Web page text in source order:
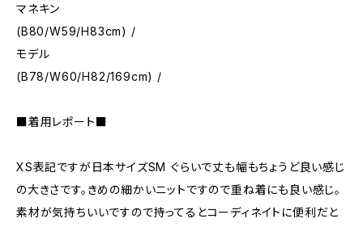
マネキン
(B80/W59/H83cm) /
モデル
(B78/W60/H82/169cm) /
■着用レポート■
XS表記ですが日本サイズSM ぐらいで丈も幅もちょうど良い感じ
の大きさです。きめの細かいニットですので重ね着にも良い感じ。
素材が気持ちいいですので持ってるとコーディネイトに便利だと